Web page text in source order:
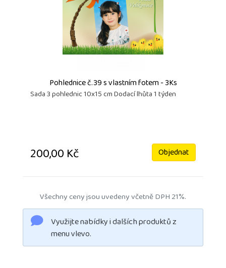
Pohlednice č.39 s vlastním fotem - 3Ks
Sada 3 pohlednic 10x15 cm Dodací lhůta 1 týden
200,00 Kč Objednat
Všechny ceny jsou uvedeny včetně DPH 21%.
Využijte nabídky i dalších produktů z
menu vlevo.